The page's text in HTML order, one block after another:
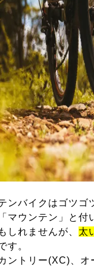
ンバイクはゴツゴ
マウンテン」と付
しれませんが、 太
す。
ントリー(XC)、